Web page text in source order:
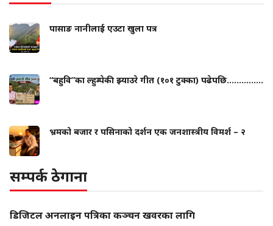
पासाङ नानीलाई एउटा खुला पत्र
“बहुवि”का ल्हुम्पेकी झ्याउरे गीत (१०१ टुक्का) पढेपछि...............
भ्रमको बजार र पसिनाको दर्शन एक जनशास्त्रीय विमर्श – २
सम्पर्क ठेगाना
डिजिटल अनलाइन पत्रिका कञ्चन खवरका लागि